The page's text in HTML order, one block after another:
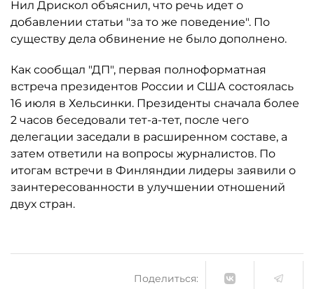
Нил Дрискол объяснил, что речь идет о
добавлении статьи "за то же поведение". По
существу дела обвинение не было дополнено.
Как сообщал "ДП", первая полноформатная
встреча президентов России и США состоялась
16 июля в Хельсинки. Президенты сначала более
2 часов беседовали тет-а-тет, после чего
делегации заседали в расширенном составе, а
затем ответили на вопросы журналистов. По
итогам встречи в Финляндии лидеры заявили о
заинтересованности в улучшении отношений
двух стран.
Поделиться: